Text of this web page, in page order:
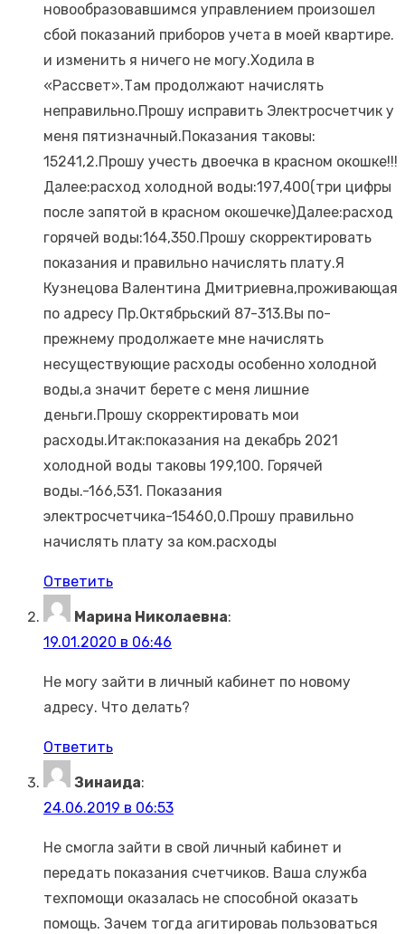
новообразовавшимся управлением произошел
сбой показаний приборов учета в моей квартире.
и изменить я ничего не могу.Ходила в
«Рассвет».Там продолжают начислять
неправильно.Прошу исправить Электросчетчик у
меня пятизначный.Показания таковы:
15241,2.Прошу учесть двоечка в красном окошке!!!
Далее:расход холодной воды:197,400(три цифры
после запятой в красном окошечке)Далее:расход
горячей воды:164,350.Прошу скорректировать
показания и правильно начислять плату.Я
Кузнецова Валентина Дмитриевна,проживающая
по адресу Пр.Октябрьский 87-313.Вы по-
прежнему продолжаете мне начислять
несуществующие расходы особенно холодной
воды,а значит берете с меня лишние
деньги.Прошу скорректировать мои
расходы.Итак:показания на декабрь 2021
холодной воды таковы 199,100. Горячей
воды.-166,531. Показания
электросчетчика-15460,0.Прошу правильно
начислять плату за ком.расходы
Ответить
Марина Николаевна:
19.01.2020 в 06:46
Не могу зайти в личный кабинет по новому
адресу. Что делать?
Ответить
Зинаида:
24.06.2019 в 06:53
Не смогла зайти в свой личный кабинет и
передать показания счетчиков. Ваша служба
техпомощи оказалась не способной оказать
помощь. Зачем тогда агитироваь пользоваться